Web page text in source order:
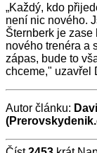
„Každý, kdo
není nic nového.
Šternberk je zase
nového trenéra a
zápas, bude to
chceme," uzavřel
Autor článku: